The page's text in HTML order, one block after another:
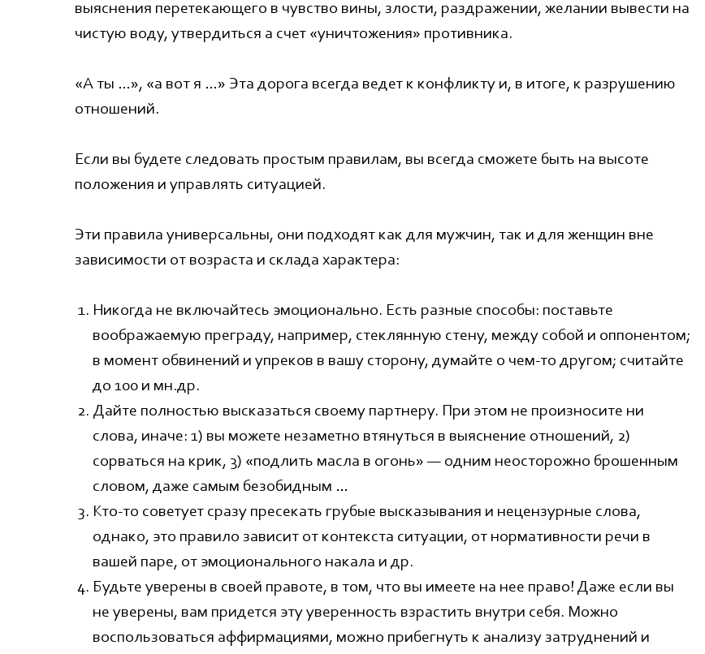
выяснения перетекающего в чувство вины, злости, раздражении, желании вывести на
чистую воду, утвердиться а счет «уничтожения» противника.
«А ты …», «а вот я …» Эта дорога всегда ведет к конфликту и, в итоге, к разрушению
отношений.
Если вы будете следовать простым правилам, вы всегда сможете быть на высоте
положения и управлять ситуацией.
Эти правила универсальны, они подходят как для мужчин, так и для женщин вне
зависимости от возраста и склада характера:
Никогда не включайтесь эмоционально. Есть разные способы: поставьте
воображаемую преграду, например, стеклянную стену, между собой и оппонентом;
в момент обвинений и упреков в вашу сторону, думайте о чем-то другом; считайте
до 100 и мн.др.
Дайте полностью высказаться своему партнеру. При этом не произносите ни
слова, иначе: 1) вы можете незаметно втянуться в выяснение отношений, 2)
сорваться на крик, 3) «подлить масла в огонь» — одним неосторожно брошенным
словом, даже самым безобидным …
Кто-то советует сразу пресекать грубые высказывания и нецензурные слова,
однако, это правило зависит от контекста ситуации, от нормативности речи в
вашей паре, от эмоционального накала и др.
Будьте уверены в своей правоте, в том, что вы имеете на нее право! Даже если вы
не уверены, вам придется эту уверенность взрастить внутри себя. Можно
воспользоваться аффирмациями, можно прибегнуть к анализу затруднений и